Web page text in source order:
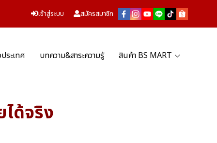
เข้าสู่ระบบ สมัครสมาชิก
ระเทศ บทความ&สาระความรู้ สินค้า BS MART
ด้จริง